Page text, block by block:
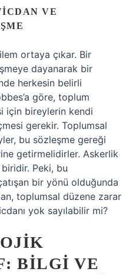
VE
ortaya çıkar. Bir
dayanarak bir
herkesin belirli
göre, toplum
için bireylerin kendi
gerekir. Toplumsal
bu sözleşme gereği
getirmelidirler. Askerlik
Peki, bu
bir yönü olduğunda
toplumsal düzene zarar
yok sayılabilir mi?
BILGI VE